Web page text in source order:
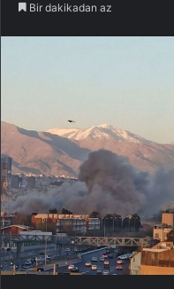
Bir dakikadan az